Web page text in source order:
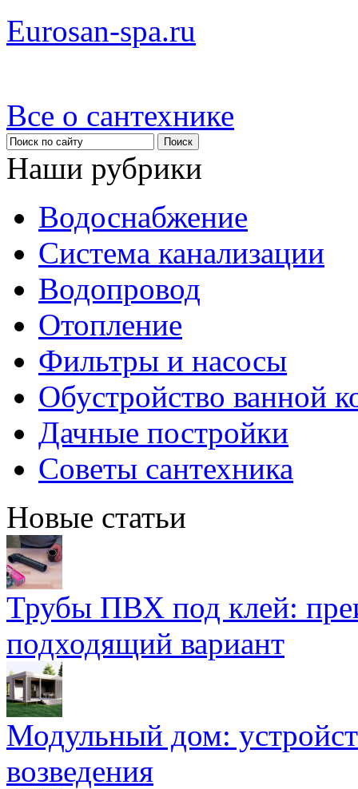
Eurosan-spa.ru
Все о сантехнике
Наши рубрики
Водоснабжение
Система канализации
Водопровод
Отопление
Фильтры и насосы
Обустройство ванной
Дачные постройки
Советы сантехника
Новые статьи
Трубы ПВХ под клей:
подходящий вариант
Модульный дом:
возведения